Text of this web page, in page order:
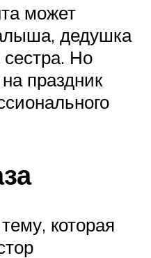
может
дедушка
Но
праздник
которая